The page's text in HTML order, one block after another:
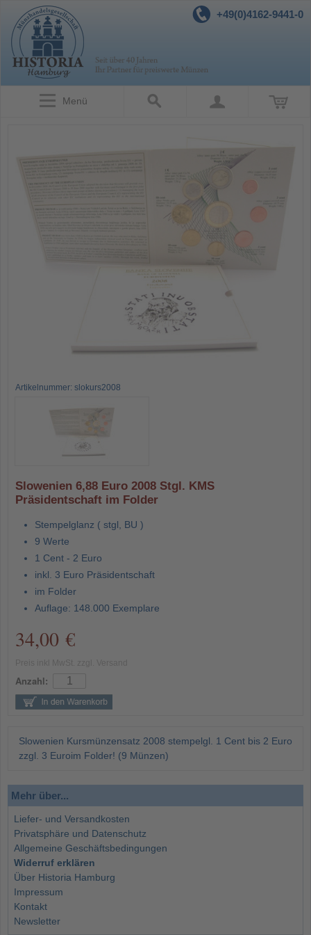
+49(0)4162-9441-0
Menü
Artikelnummer: slokurs2008
Slowenien 6,88 Euro 2008 Stgl. KMS
Präsidentschaft im Folder
Stempelglanz ( stgl, BU )
9 Werte
1 Cent - 2 Euro
inkl. 3 Euro Präsidentschaft
im Folder
Auflage: 148.000 Exemplare
34,00 €
Anzahl:
Slowenien Kursmünzensatz 2008 stempelgl. 1 Cent bis 2 Euro
zzgl. 3 Euroim Folder! (9 Münzen)
Mehr über...
Liefer- und Versandkosten
Privatsphäre und Datenschutz
Allgemeine Geschäftsbedingungen
Widerruf erklären
Über Historia Hamburg
Impressum
Kontakt
Newsletter